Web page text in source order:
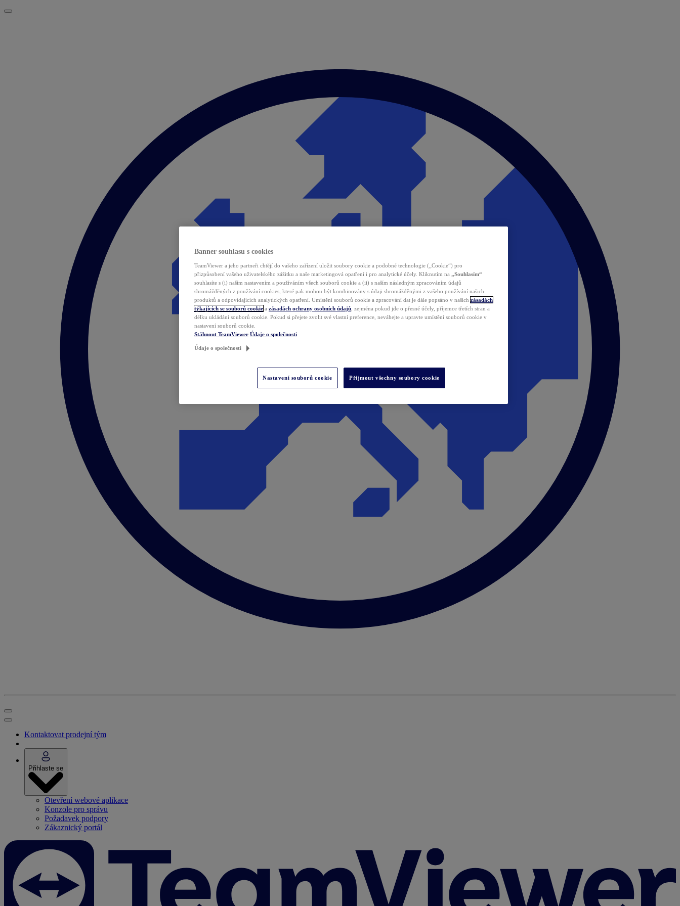
Kontaktovat prodejní tým
Přihlaste se
Otevření webové aplikace
Konzole pro správu
Požadavek podpory
Zákaznický portál
Banner souhlasu s cookies
TeamViewer a jeho partneři chtějí do vašeho zařízení uložit soubory cookie a podobné technologie („Cookie“) pro
přizpůsobení vašeho uživatelského zážitku a naše marketingová opatření i pro analytické účely. Kliknutím na „Souhlasím“
souhlasíte s (i) naším nastavením a používáním všech souborů cookie a (ii) s naším následným zpracováním údajů
shromážděných z používání cookies, které pak mohou být kombinovány s údaji shromážděnými z vašeho používání našich
produktů a odpovídajících analytických opatření. Umístění souborů cookie a zpracování dat je dále popsáno v našich zásadách
týkajících se souborů cookie a zásadách ochrany osobních údajů , zejména pokud jde o přesné účely, příjemce třetích stran a
délku ukládání souborů cookie. Pokud si přejete zvolit své vlastní preference, neváhejte a upravte umístění souborů cookie v
nastavení souborů cookie.
Stáhnout TeamViewer Údaje o společnosti
Údaje o společnosti
Nastavení souborů cookie Přijmout všechny soubory cookie